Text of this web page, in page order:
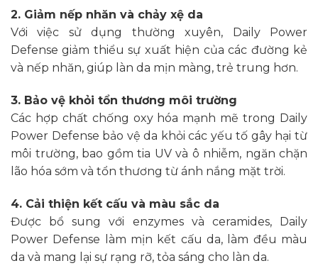
2. Giảm nếp nhăn và chảy xệ da
Với việc sử dụng thường xuyên, Daily Power
Defense giảm thiểu sự xuất hiện của các đường kẻ
và nếp nhăn, giúp làn da mịn màng, trẻ trung hơn.
3. Bảo vệ khỏi tổn thương môi trường
Các hợp chất chống oxy hóa mạnh mẽ trong Daily
Power Defense bảo vệ da khỏi các yếu tố gây hại từ
môi trường, bao gồm tia UV và ô nhiễm, ngăn chặn
lão hóa sớm và tổn thương từ ánh nắng mặt trời.
4. Cải thiện kết cấu và màu sắc da
Được bổ sung với enzymes và ceramides, Daily
Power Defense làm mịn kết cấu da, làm đều màu
da và mang lại sự rạng rỡ, tỏa sáng cho làn da.